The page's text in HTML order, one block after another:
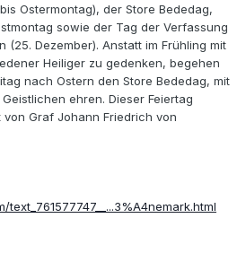
Ostermontag), der Store Bededag,
sowie der Tag der Verfassung
(25. Dezember). Anstatt im Frühling mit
Heiliger zu gedenken, begehen
nach Ostern den Store Bededag, mit
ehren. Dieser Feiertag
Graf Johann Friedrich von